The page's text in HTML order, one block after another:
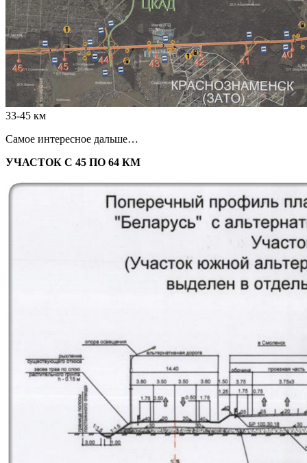
33-45 км
Самое интересное дальше…
УЧАСТОК С 45 ПО 64 КМ